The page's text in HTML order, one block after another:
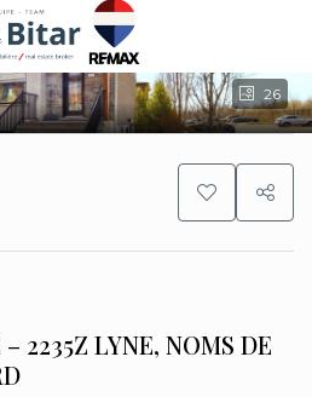
26
2235Z LYNE, NOMS DE